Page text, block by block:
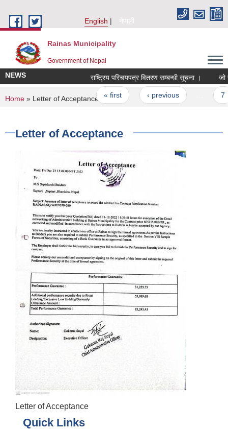
English
नेपाली
Rainas Municipality
Government of Nepal
NEWS राष्ट्रिय परिचयपत्र वितरण सम्बन्धी सूचना । जो
Pages
« first ‹ previous
You are here
Home » Letter of Acceptance
Letter of Acceptance
Letter of Acceptance
Quick Links